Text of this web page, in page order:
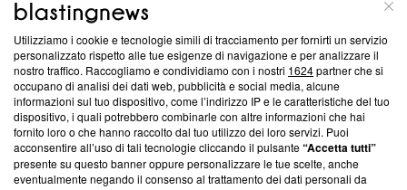
ABOUT LINEA EDITORIALE
Questa sezione offre informazioni trasparenti su Blasting
News, sui nostri processi editoriali e su come ci impegniamo a
creare news di qualità. Inoltre, afferma la nostra aderenza a
‘Trust Project - News with Integrity’Blasting News non è
ancora membro del programma, ma ha richiesto di farne
parte; Trust Project non ha ancora effettuato una verifica di
conformità agli standard.
Utilizziamo i cookie e tecnologie simili di tracciamento per fornirti un servizio
personalizzato rispetto alle tue esigenze di navigazione e per analizzare il
nostro traffico. Raccogliamo e condividiamo con i nostri 1624partner che si
occupano di analisi dei dati web, pubblicità e social media, alcune
informazioni sul tuo dispositivo, come l’indirizzo IP e le caratteristiche del tuo
dispositivo, i quali potrebbero combinarle con altre informazioni che hai
fornito loro o che hanno raccolto dal tuo utilizzo dei loro servizi. Puoi
acconsentire all’uso di tali tecnologie cliccando il pulsante“Accetta tutti”
presente su questo banner oppure personalizzare le tue scelte, anche
eventualmente negando il consenso al trattamento dei dati personali da